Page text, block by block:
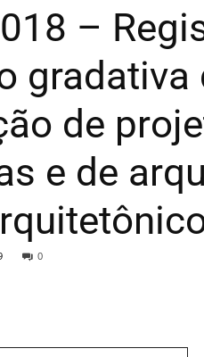
Municipal
–
gradativa
de
e de
0